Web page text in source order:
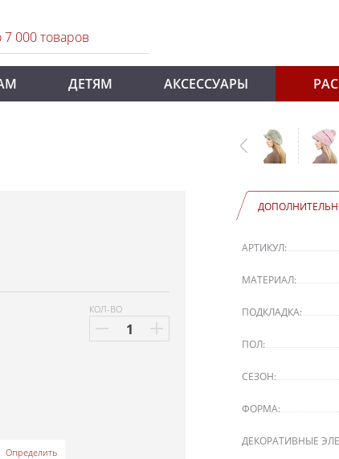
ДЕТЯМ АКСЕССУАРЫ
КОЛ-ВО
Определить
АРТИКУЛ:
МАТЕРИАЛ:
ПОДКЛАДКА:
ПОЛ:
СЕЗОН:
ФОРМА:
ДЕКОРАТИВНЫЕ